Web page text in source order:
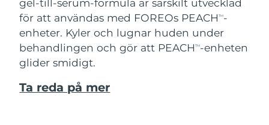
för att användas med FOREOs PEACHTM-
enheter. Kyler och lugnar huden under
behandlingen och gör att PEACHTM-enheten
glider smidigt.
Ta reda på mer